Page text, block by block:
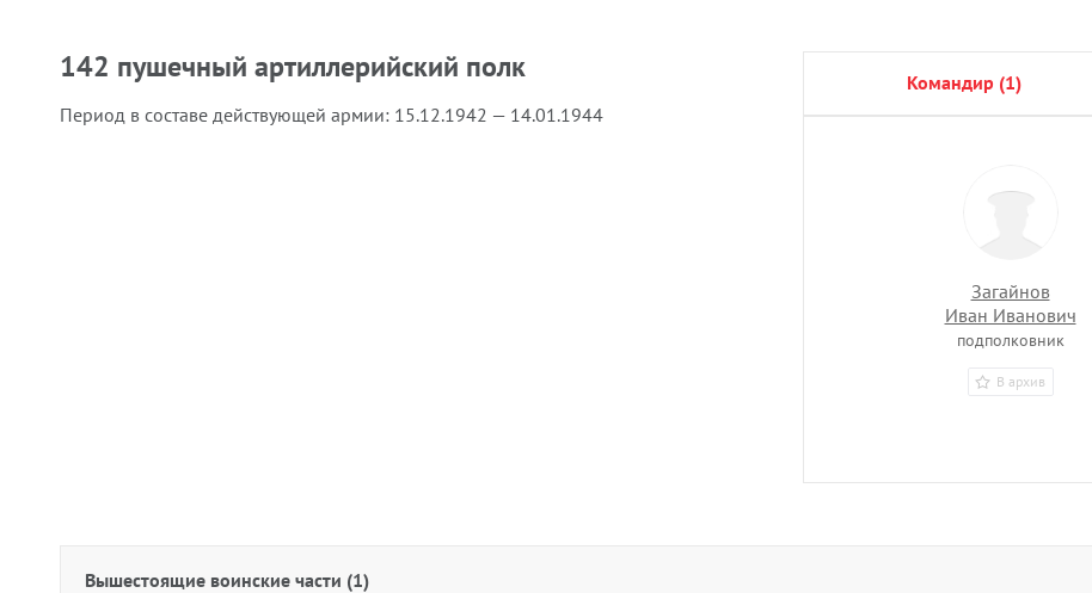
142 пушечный артиллерийский полк
Период в составе действующей армии: 15.12.1942 — 14.01.1944
командир (1)
Загайнов
Иван Иванович
подполковник
В архив
Вышестоящие воинские части (1)